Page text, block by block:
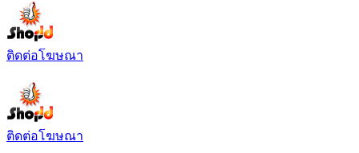
ติดต่อโฆษณา
ติดต่อโฆษณา